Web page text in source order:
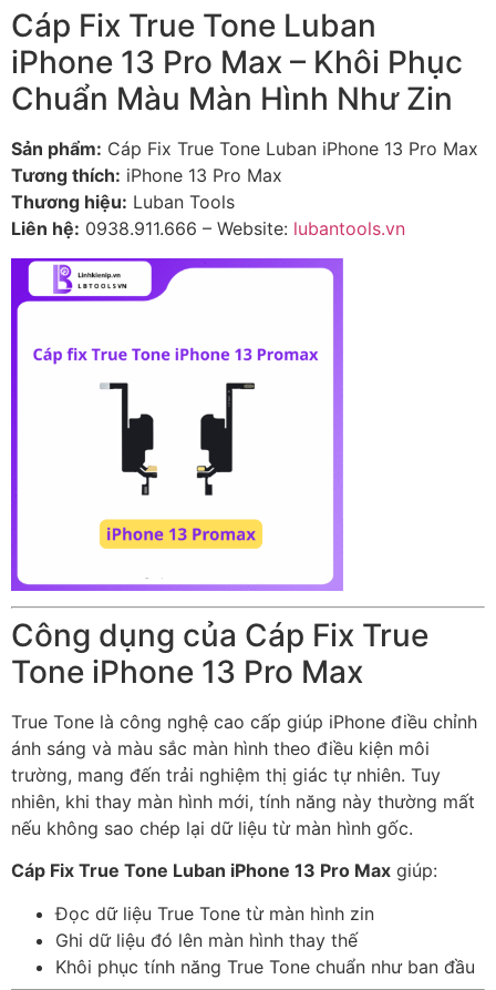
Cáp Fix True Tone Luban
iPhone 13 Pro Max – Khôi Phục
Chuẩn Màu Màn Hình Như Zin
Sản phẩm: Cáp Fix True Tone Luban iPhone 13 Pro Max
Tương thích: iPhone 13 Pro Max
Thương hiệu: Luban Tools
Liên hệ: 0938.911.666 – Website: lubantools.vn
Công dụng của Cáp Fix True
Tone iPhone 13 Pro Max
True Tone là công nghệ cao cấp giúp iPhone điều chỉnh
ánh sáng và màu sắc màn hình theo điều kiện môi
trường, mang đến trải nghiệm thị giác tự nhiên. Tuy
nhiên, khi thay màn hình mới, tính năng này thường mất
nếu không sao chép lại dữ liệu từ màn hình gốc.
Cáp Fix True Tone Luban iPhone 13 Pro Max giúp:
Đọc dữ liệu True Tone từ màn hình zin
Ghi dữ liệu đó lên màn hình thay thế
Khôi phục tính năng True Tone chuẩn như ban đầu